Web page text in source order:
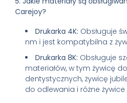
Carejoy?
Drukarka 4K: Obsługuje
nm i jest kompatybilna z
Drukarka 8K: Obsługuje
materiałów, w tym żywicę
dentystycznych, żywicę
do odlewania i różne żywice